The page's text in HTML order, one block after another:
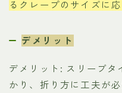
るクレープのサイズに
デメリット
デメリット: スリーブタ
かり、折り方に工夫が